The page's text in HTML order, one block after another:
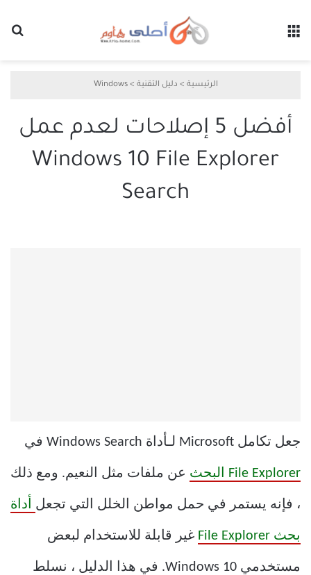
الرئيسية > دليل التقنية >
Windows
أفضل 5 إصلاحات لعدم عمل
Windows 10 File Explorer
Search
جعل تكامل Microsoft لـأداة Windows Search في
File Explorer البحث عن ملفات مثل النعيم. ومع ذلك
، فإنه يستمر في حمل مواطن الخلل التي تجعل أداة
بحث File Explorer غير قابلة للاستخدام لبعض
مستخدمي Windows 10. في هذا الدليل ، نسلط